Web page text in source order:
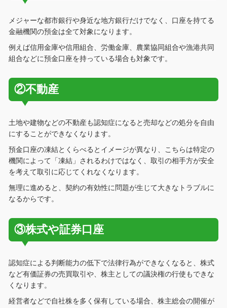
メジャーな都市銀行や身近な地方銀行だけでなく、口座を持てる
金融機関の預金は全て対象になります。
例えば信用金庫や信用組合、労働金庫、農業協同組合や漁港共同
組合などに預金口座を持っている場合も対象です。
②不動産
土地や建物などの不動産も認知症になると売却などの処分を自由
にすることができなくなります。
預金口座の凍結とくらべるとイメージが異なり、こちらは特定の
機関によって「凍結」されるわけではなく、取引の相手方が安全
を考えて取引に応じてくれなくなります。
無理に進めると、契約の有効性に問題が生じて大きなトラブルに
なるからです。
③株式や証券口座
認知症による判断能力の低下で法律行為ができなくなると、株式
など有価証券の売買取引や、株主としての議決権の行使もできな
くなります。
経営者などで自社株を多く保有している場合、株主総会の開催が